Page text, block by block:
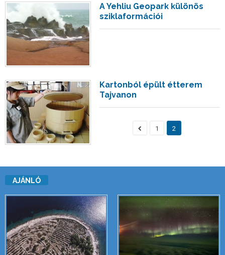
A Yehliu Geopark különös
sziklaformációi
Kartonból épült étterem
Tajvanon
1 2
AJÁNLÓ